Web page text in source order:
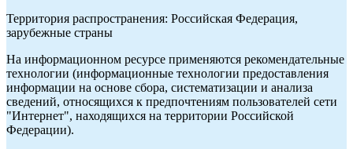
Территория распространения: Российская Федерация,
зарубежные страны
На информационном ресурсе применяются рекомендательные
технологии (информационные технологии предоставления
информации на основе сбора, систематизации и анализа
сведений, относящихся к предпочтениям пользователей сети
"Интернет", находящихся на территории Российской
Федерации).